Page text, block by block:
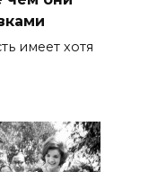
имеет хотя